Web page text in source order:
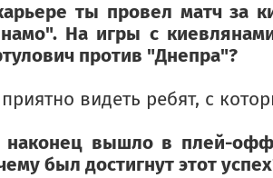
ты провел матч за
На игры с
против "Днепра"?
видеть ребят, с
вышло в плей-
был достигнут этот